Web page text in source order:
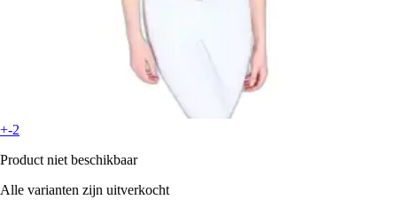
+-2
Product niet beschikbaar
Alle varianten zijn uitverkocht